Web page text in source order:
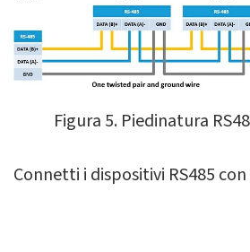
Figura 5. Piedinatura
Connetti i dispositivi RS485